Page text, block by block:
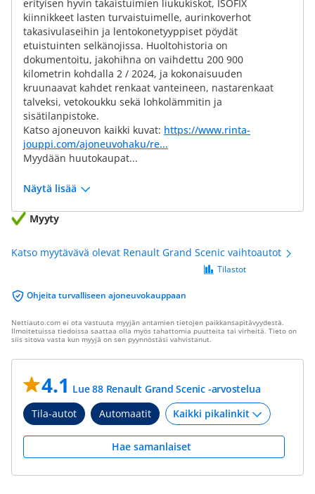
erityisen hyvin takaistuimien liukukiskot, ISOFIX
kiinnikkeet lasten turvaistuimelle, aurinkoverhot
takasivulaseihin ja lentokonetyyppiset pöydät
etuistuinten selkänojissa. Huoltohistoria on
dokumentoitu, jakohihna on vaihdettu 200 900
kilometrin kohdalla 2 / 2024, ja kokonaisuuden
kruunaavat kahdet renkaat vanteineen, nastarenkaat
talveksi, vetokoukku sekä lohkolämmitin ja
sisätilanpistoke.
Katso ajoneuvon kaikki kuvat: https://www.rinta-
jouppi.com/ajoneuvohaku/re...
Myydään huutokaupat...
Näytä lisää
Myyty
Katso myytävävä olevat Renault Grand Scenic vaihtoautot
Ohjeita turvalliseen ajoneuvokauppaan
Tilastot
Nettiauto.com ei ota vastuuta myyjän antamien tietojen paikkansapitävyydestä.
Ilmoitetuissa tiedoissa saattaa olla myös tahattomia puutteita tai virheitä. Tieto on
siis sitova vasta kun myyjä on sen pyynnöstäsi vahvistanut.
4.1 Lue 88 Renault Grand Scenic -arvostelua
Tila-autot
Automaatit
Hae samanlaiset